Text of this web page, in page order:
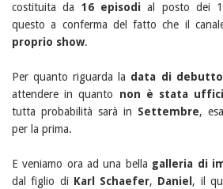
costituita da 16 episodial posto dei
questo a conferma del fatto che il
proprio show.
Per quanto riguarda la data di debutto
attendere in quanto non è stata
tutta probabilità sarà in Settembre,
per la prima.
E veniamo ora ad una bella galleria di
dal figlio di Karl Schaefer, Daniel , il